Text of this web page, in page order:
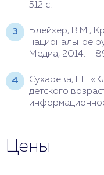
512 с.
Блейхер, В.М.,
национальное
Медиа, 2014. –
Сухарева, Г.Е.
детского
Цены